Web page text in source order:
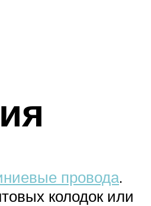
провода.
колодок или